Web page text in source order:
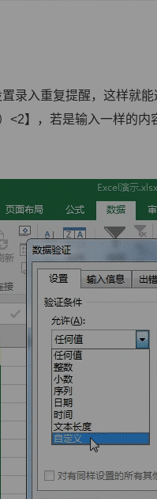
录入重复提醒，这样就
<2】，若是输入一样的内